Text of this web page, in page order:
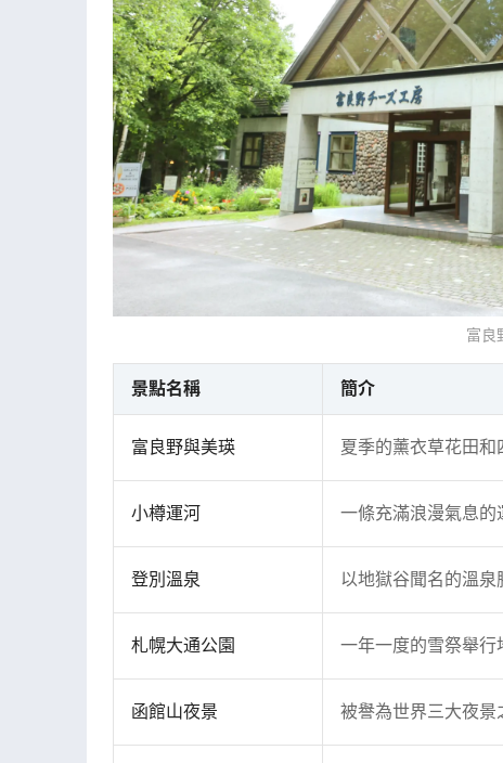
富良
景點名稱 簡介
富良野與美瑛 夏季的薰衣草花田和
小樽運河 一條充滿浪漫氣息的
登別溫泉 以地獄谷聞名的溫泉
札幌大通公園 一年一度的雪祭舉行
函館山夜景 被譽為世界三大夜景